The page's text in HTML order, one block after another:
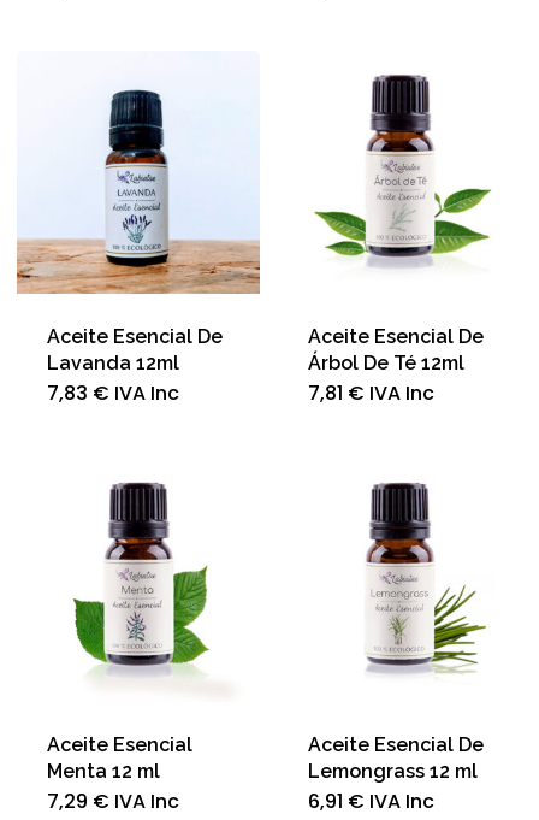
Aceite Esencial De
Lavanda 12ml
7,83 € IVA Inc
Aceite Esencial De
Árbol De Té 12ml
7,81 € IVA Inc
Aceite Esencial
Menta 12 ml
7,29 € IVA Inc
Aceite Esencial De
Lemongrass 12 ml
6,91 € IVA Inc